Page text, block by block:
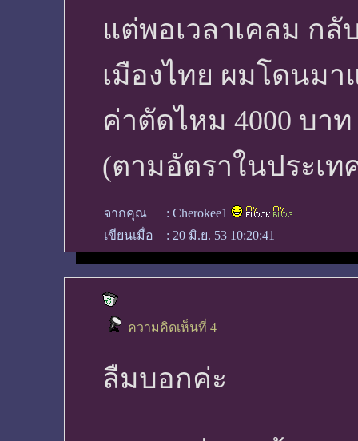
แต่พอเวลาเคลม กลั
เมืองไทย ผมโดนมา
ค่าตัดไหม 4000 บาท
(ตามอัตราในประเท
จากคุณ : Cherokee1
เขียนเมื่อ
: 20 มิ.ย. 53 10:20:41
ความคิดเห็นที่ 4
ลืมบอกค่ะ